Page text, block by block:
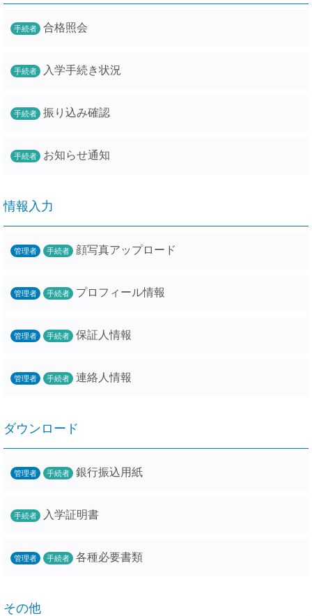
手続者 合格照会
手続者 入学手続き状況
手続者 振り込み確認
手続者 お知らせ通知
情報入力
管理者 手続者 顔写真アップロード
管理者 手続者 プロフィール情報
管理者 手続者 保証人情報
管理者 手続者 連絡人情報
ダウンロード
管理者 手続者 銀行振込用紙
手続者 入学証明書
管理者 手続者 各種必要書類
その他